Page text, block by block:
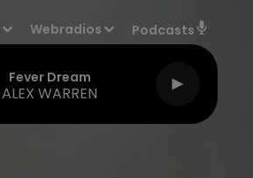
Webradios Podcasts
Fever Dream
ALEX WARREN